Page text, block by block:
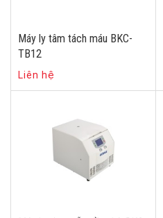
Máy ly tâm tách máu BKC-
TB12
Liên hệ